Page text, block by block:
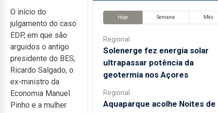
O início do
julgamento do caso
EDP, em que são
arguidos o antigo
presidente do BES,
Ricardo Salgado, o
ex-ministro da
Economia Manuel
Pinho e a mulher
Hoje Semana Mês
Regional
Solenerge fez energia solar
ultrapassar potência da
geotermia nos Açores
Regional
Aquaparque acolhe Noites de